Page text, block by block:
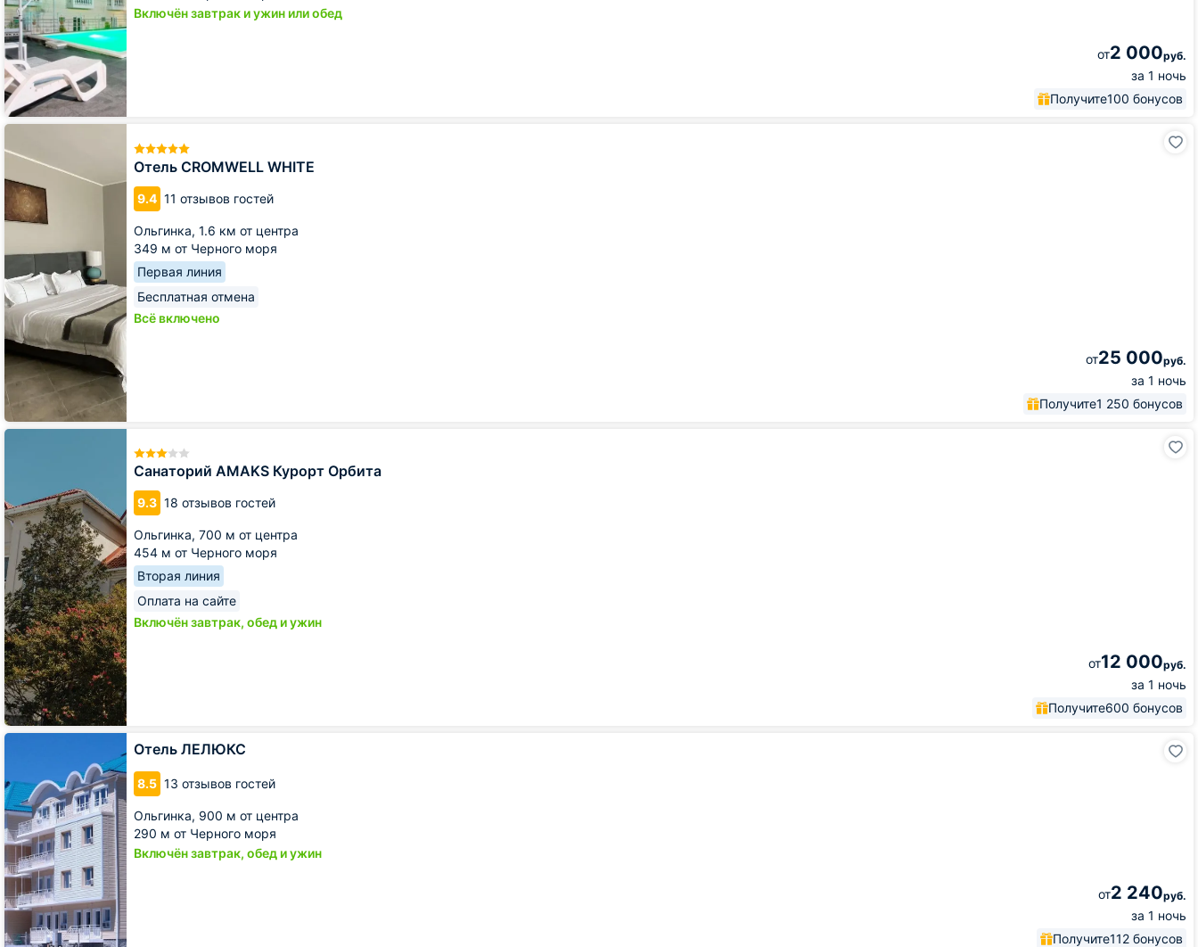
Включён завтрак и ужин или обед
от2 000руб.
за 1 ночь
Получите100 бонусов
Отель CROMWELL WHITE
9.4 11 отзывов гостей
Ольгинка, 1.6 км от центра
349 м от Черного моря
Первая линия
Бесплатная отмена
Всё включено
от25 000руб.
за 1 ночь
Получите1 250 бонусов
Отель
CROMWELL
WHITE
Санаторий AMAKS Курорт Орбита
9.3 18 отзывов гостей
Ольгинка, 700 м от центра
454 м от Черного моря
Вторая линия
Оплата на сайте
Включён завтрак, обед и ужин
от12 000руб.
за 1 ночь
Получите600 бонусов
Санаторий
Отель ЛЕЛЮКС
8.5 13 отзывов гостей
Ольгинка, 900 м от центра
290 м от Черного моря
Включён завтрак, обед и ужин
от2 240руб.
за 1 ночь
Получите112 бонусов
Отель